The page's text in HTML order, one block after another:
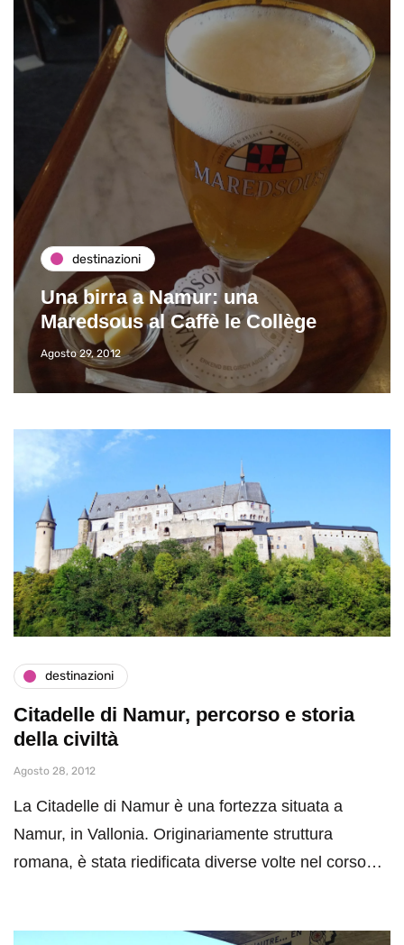
destinazioni
Una birra a Namur: una
Maredsous al Caffè le Collège
Agosto 29, 2012
destinazioni
Citadelle di Namur, percorso e storia
della civiltà
Agosto 28, 2012
La Citadelle di Namur è una fortezza situata a
Namur, in Vallonia. Originariamente struttura
romana, è stata riedificata diverse volte nel corso…